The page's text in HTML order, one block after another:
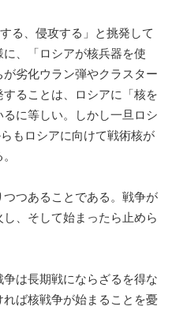
る、侵攻する」と挑発して
、「ロシアが核兵器を使
劣化ウラン弾やクラスター
ることは、ロシアに「核を
に等しい。しかし一旦ロシ
もロシアに向けて戦術核が
つあることである。戦争が
、そして始まったら止めら
は長期戦にならざるを得な
ば核戦争が始まることを憂